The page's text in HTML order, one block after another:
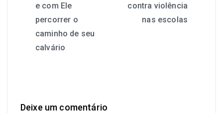
e com Ele
percorrer o
caminho de seu
calvário
contra violência
nas escolas
Deixe um comentário